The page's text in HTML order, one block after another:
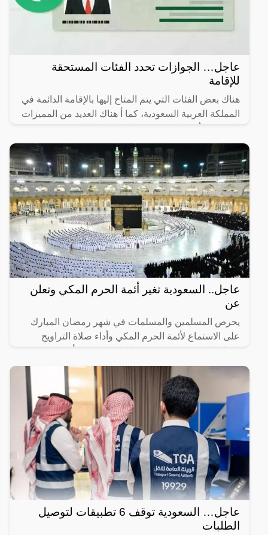
عاجل… الجوازات تحدد الفئات المستحقة
للإقامة
هناك بعض الفئات التي يتم المتاح إليها بالإقامة الدائمة في
المملكة العربية السعودية، كما أ هناك العديد من المميزات
عاجل.. السعودية تغير أئمة الحرم المكي وتعلن
عن
يحرص المسلمين والمسلمات في شهر رمضان المبارك
على الاستماع لأئمة الحرم المكي وأداء صلاة التراويح
العبادات التي
عاجل… السعودية توقف 6 تطبيقات لتوصيل
الطلبات